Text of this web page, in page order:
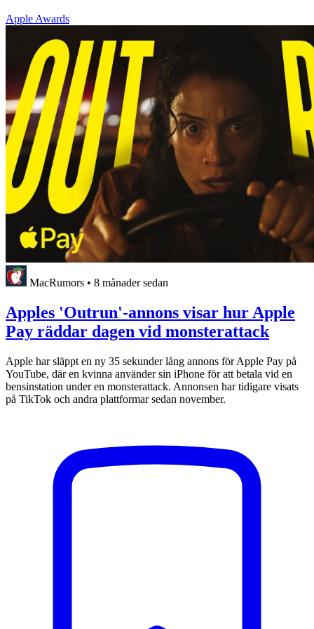
Apple Awards
MacRumors • 8 månader sedan
Apples 'Outrun'-annons visar hur Apple
Pay räddar dagen vid monsterattack
Apple har släppt en ny 35 sekunder lång annons för Apple Pay på
YouTube, där en kvinna använder sin iPhone för att betala vid en
bensinstation under en monsterattack. Annonsen har tidigare visats
på TikTok och andra plattformar sedan november.